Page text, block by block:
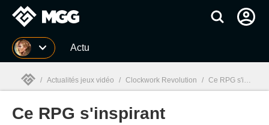
MGG Actu
MGG
/ Actualités jeux vidéo / Clockwork Revolution / Ce RPG s'inspirant grandement de Bioshock a bluffé tout le monde lors du Xbox Showcase du Summer Game Fest 2025 !
Ce RPG s'inspirant